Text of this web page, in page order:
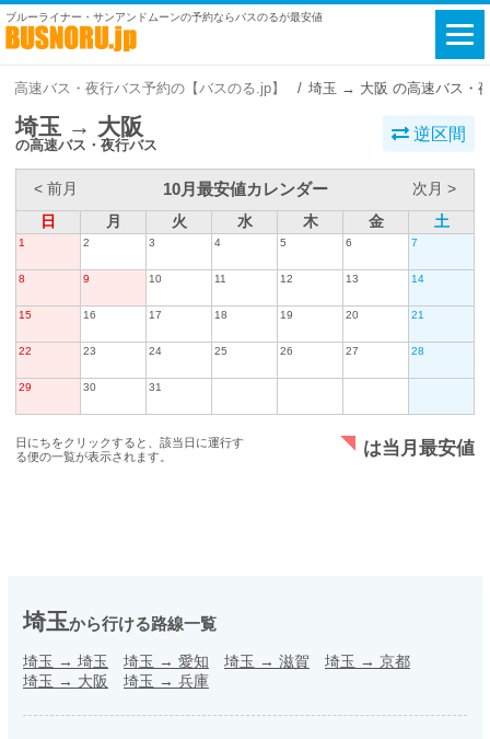
ブルーライナー・サンアンドムーンの予約ならバスのるが最安値
高速バス・夜行バス予約の【バスのる.jp】 埼玉 → 大阪 の高速バス・
埼玉 → 大阪
の高速バス・夜行バス
逆区間
< 前月 10月最安値カレンダー
次月 >
日
月 火 水 木 金 土
1 2 3 4 5 6 7
8 9 10 11 12 13 14
15 16 17 18 19 20 21
22 23 24 25 26 27 28
29 30 31
日にちをクリックすると、該当日に運行す
る便の一覧が表示されます。
は当月最安値
埼玉から行ける路線一覧
埼玉 → 埼玉 埼玉 → 愛知 埼玉 → 滋賀 埼玉 → 京都
埼玉 → 大阪 埼玉 → 兵庫